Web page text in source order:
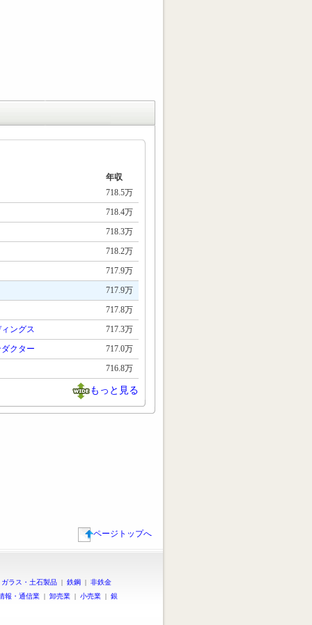
年収
718.5万
718.4万
718.3万
718.2万
717.9万
717.9万
717.8万
ングス
717.3万
クター
717.0万
716.8万
もっと見る
ページトップへ
ガラス・土石製品 | 鉄鋼 | 非鉄金
報・通信業 | 卸売業 | 小売業 | 銀